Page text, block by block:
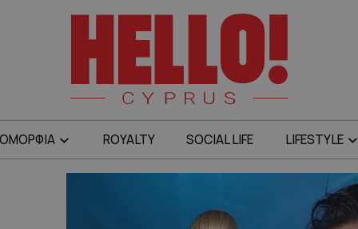
ROYALTY SOCIAL LIFE LIFESTYLE